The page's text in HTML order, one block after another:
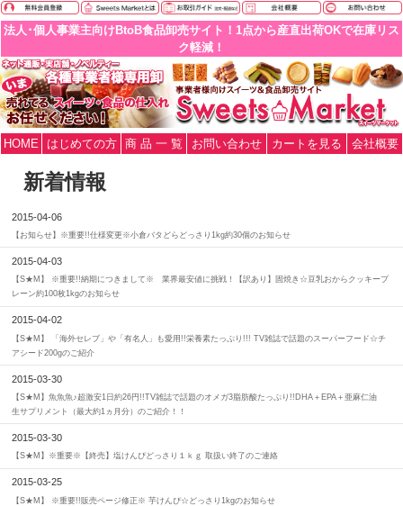
法人･個人事業主向けBtoB食品卸売サイト！1点から産直出荷OKで在庫リス
ク軽減！
HOME はじめての方 商 品 一 覧 お問い合わせ カートを見る 会社概要
新着情報
2015-04-06
【お知らせ】※重要!!仕様変更※小倉バタどらどっさり1kg約30個のお知らせ
2015-04-03
【S★M】 ※重要!!納期につきまして※ 業界最安値に挑戦！【訳あり】固焼き☆豆乳おからクッキープ
レーン約100枚1kgのお知らせ
2015-04-02
【S★M】 「海外セレブ」や「有名人」も愛用!!栄養素たっぷり!!! TV雑誌で話題のスーパーフード☆チ
アシード200gのご紹介
2015-03-30
【S★M】魚魚魚♪超激安1日約26円!!TV雑誌で話題のオメガ3脂肪酸たっぷり!!DHA＋EPA＋亜麻仁油
生サプリメント（最大約1ヵ月分）のご紹介！！
2015-03-30
【S★M】※重要※【終売】塩けんぴどっさり１ｋｇ 取扱い終了のご連絡
2015-03-25
【S★M】 ※重要!!販売ページ修正※ 芋けんぴ☆どっさり1kgのお知らせ